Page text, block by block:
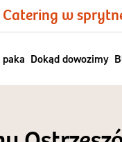
Catering w
Dokąd dowozimy